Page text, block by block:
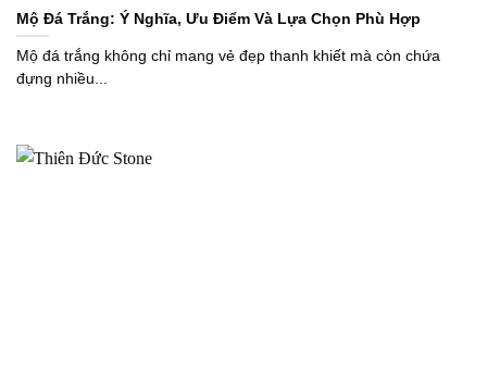
Mộ Đá Trắng: Ý Nghĩa, Ưu Điểm Và Lựa Chọn Phù Hợp
Mộ đá trắng không chỉ mang vẻ đẹp thanh khiết mà còn chứa
đựng nhiều...